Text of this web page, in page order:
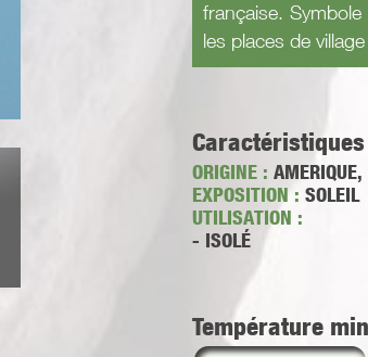
française.
les places de
Caractéristiques
ORIGINE :
EXPOSITION : SOLEIL
UTILISATION :
- ISOLÉ
Température